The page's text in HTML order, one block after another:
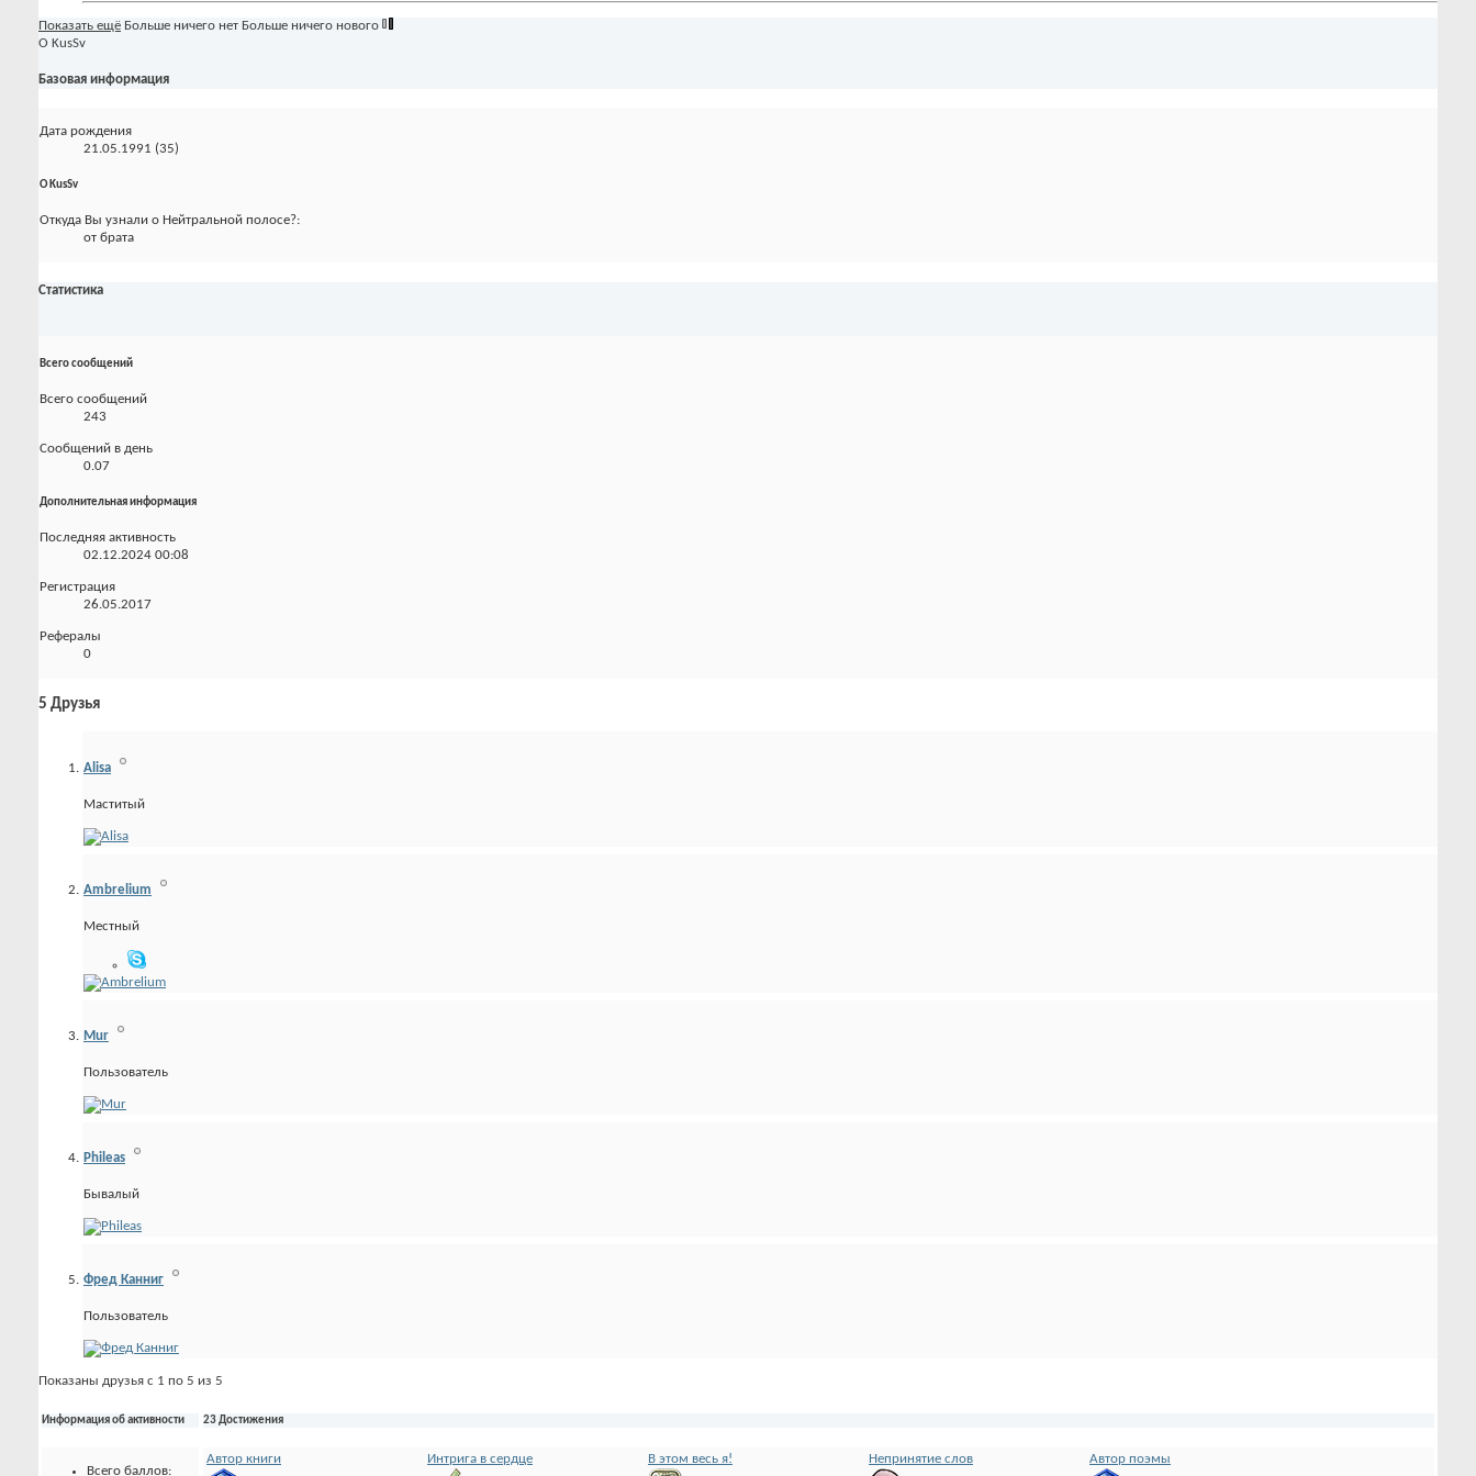
Показать ещё Больше ничего нет Больше ничего нового
О KusSv
Базовая информация
Дата рождения
21.05.1991 (35)
О KusSv
Откуда Вы узнали о Нейтральной полосе?:
от брата
Статистика
Всего сообщений
Всего сообщений
243
Сообщений в день
0.07
Дополнительная информация
Последняя активность
02.12.2024 00:08
Регистрация
26.05.2017
Рефералы
0
5 Друзья
Alisa
Маститый
Ambrelium
Местный
Mur
Пользователь
Phileas
Бывалый
Фред Канниг
Пользователь
Показаны друзья с 1 по 5 из 5
Информация об активности
Всего баллов:
23 Достижения
Автор книги Интрига в сердце В этом весь я! Непринятие слов Автор поэмы